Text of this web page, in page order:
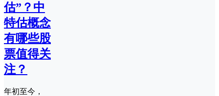
估”？中
特估概念
有哪些股
票值得关
注？
年初至今，